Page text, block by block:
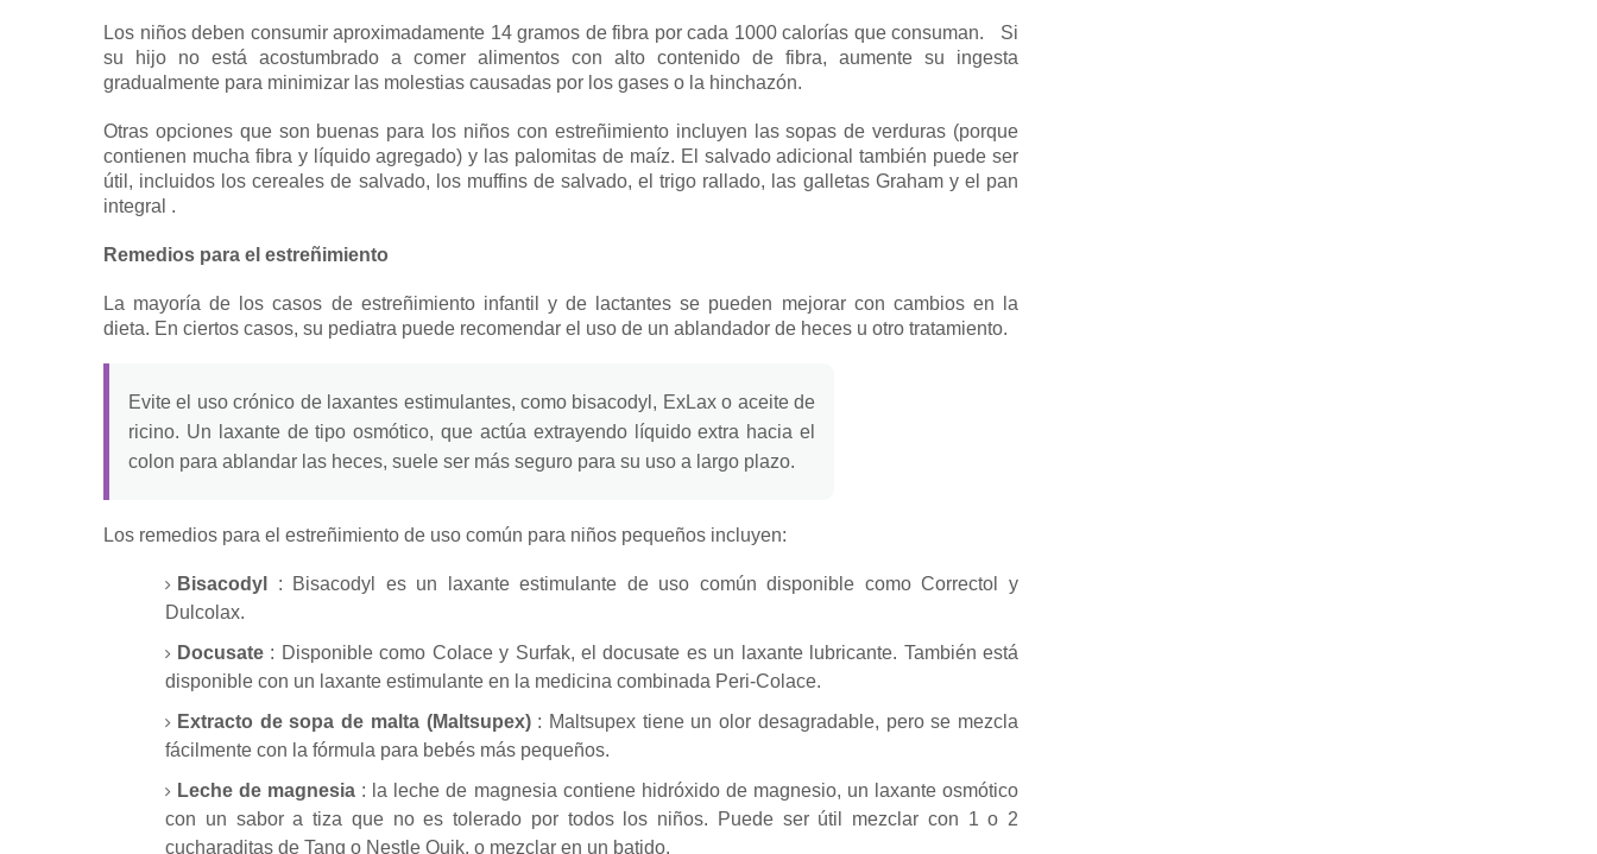
Los niños deben consumir aproximadamente 14 gramos de fibra por cada 1000 calorías que consuman.
Si
su hijo no está acostumbrado a comer alimentos con alto contenido de fibra, aumente su ingesta
gradualmente para minimizar las molestias causadas por los gases o la hinchazón.
Otras opciones que son buenas para los niños con estreñimiento incluyen las sopas de verduras (porque
contienen mucha fibra y líquido agregado) y las palomitas de maíz. El salvado adicional también puede ser
útil, incluidos los cereales de salvado, los muffins de salvado, el trigo rallado, las galletas Graham y el pan
integral .
Remedios para el estreñimiento
La mayoría de los casos de estreñimiento infantil y de lactantes se pueden mejorar con cambios en la
dieta. En ciertos casos, su pediatra puede recomendar el uso de un ablandador de heces u otro tratamiento.
Evite el uso crónico de laxantes estimulantes, como bisacodyl, ExLax o aceite de
ricino. Un laxante de tipo osmótico, que actúa extrayendo líquido extra hacia el
colon para ablandar las heces, suele ser más seguro para su uso a largo plazo.
Los remedios para el estreñimiento de uso común para niños pequeños incluyen:
Bisacodyl
: Bisacodyl es un laxante estimulante de uso común disponible como Correctol y
Dulcolax.
Docusate : Disponible como Colace y Surfak, el docusate es un laxante lubricante. También está
disponible con un laxante estimulante en la medicina combinada Peri-Colace.
Extracto de sopa de malta (Maltsupex): Maltsupex tiene un olor desagradable, pero se mezcla
fácilmente con la fórmula para bebés más pequeños.
Leche de magnesia : la leche de magnesia contiene hidróxido de magnesio, un laxante osmótico
con un sabor a tiza que no es tolerado por todos los niños.
Puede ser útil mezclar con 1 o 2
cucharaditas de Tang o Nestle Quik, o mezclar en un batido.